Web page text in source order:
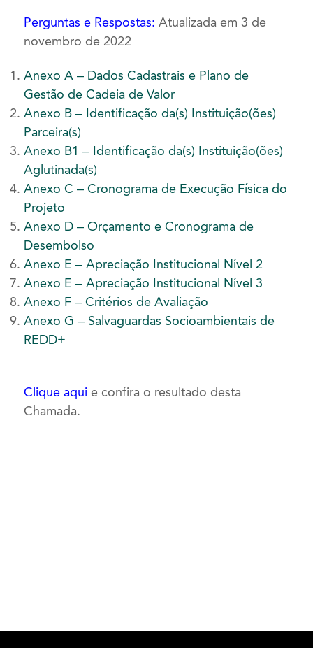
Perguntas e Respostas: Atualizada em 3 de
novembro de 2022
Anexo A – Dados Cadastrais e Plano de
Gestão de Cadeia de Valor
Anexo B – Identificação da(s) Instituição(ões)
Parceira(s)
Anexo B1 – Identificação da(s) Instituição(ões)
Aglutinada(s)
Anexo C – Cronograma de Execução Física do
Projeto
Anexo D – Orçamento e Cronograma de
Desembolso
Anexo E – Apreciação Institucional Nível 2
Anexo E – Apreciação Institucional Nível 3
Anexo F – Critérios de Avaliação
Anexo G – Salvaguardas Socioambientais de
REDD+
Clique aqui e confira o resultado desta
Chamada.